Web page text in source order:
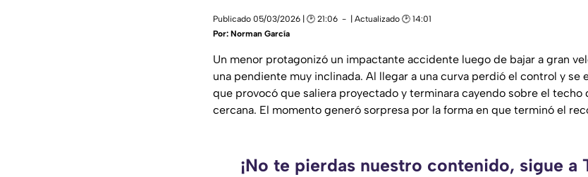
Publicado 05/03/2026 | 🕑 21:06
| Actualizado 🕑 14:01
Por: Norman García
Un menor protagonizó un impactante accidente luego de bajar a gran
una pendiente muy inclinada. Al llegar a una curva perdió el control y se
que provocó que saliera proyectado y terminara cayendo sobre el techo
cercana. El momento generó sorpresa por la forma en que terminó el
¡No te pierdas nuestro contenido, sigue a